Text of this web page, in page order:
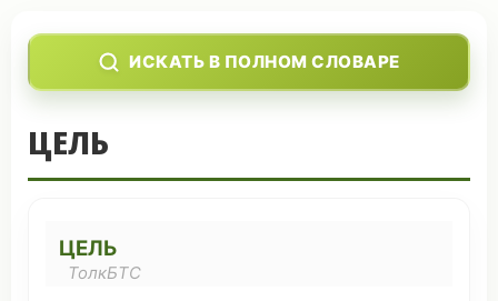
ИСКАТЬ В ПОЛНОМ СЛОВАРЕ
ЦЕЛЬ
ЦЕЛЬ
ТолкБТС